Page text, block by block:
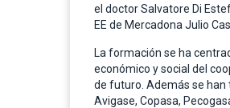
el doctor Salvatore Di
EE de Mercadona Julio
La formación se ha
económico y social del
de futuro. Además se han
Avigase, Copasa,